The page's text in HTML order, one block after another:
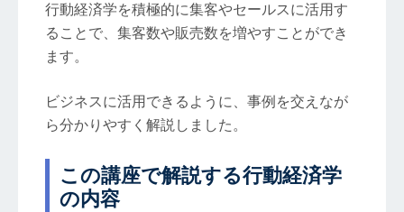
行動経済学を積極的に集客やセールスに活用す
ることで、集客数や販売数を増やすことができ
ます。
ビジネスに活用できるように、事例を交えなが
ら分かりやすく解説しました。
この講座で解説する行動経済学
の内容